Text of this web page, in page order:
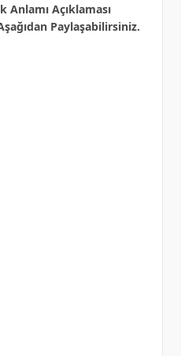
Anlamı Açıklaması
Paylaşabilirsiniz.